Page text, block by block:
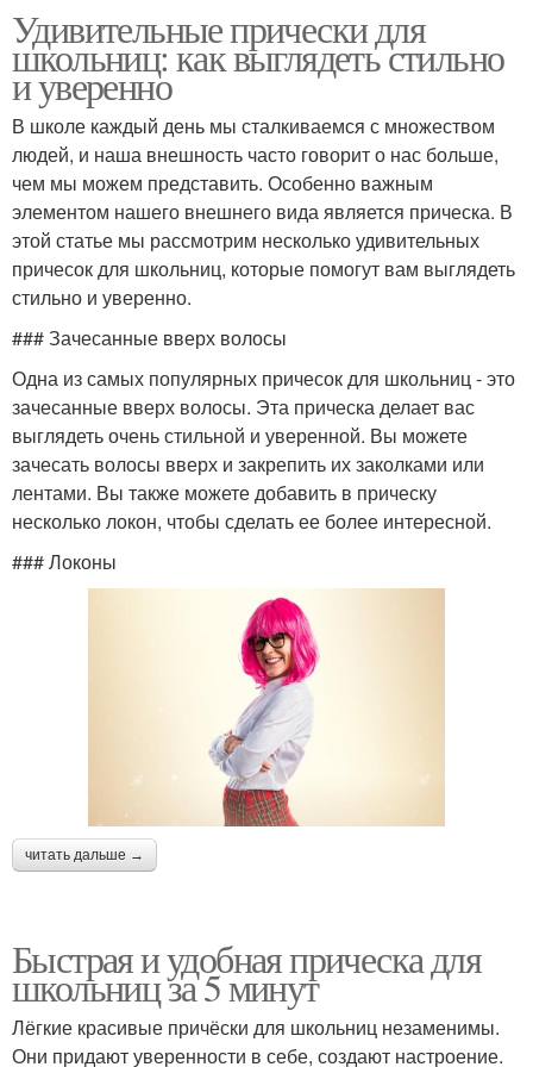
Удивительные прически для
школьниц: как выглядеть стильно
и уверенно
В школе каждый день мы сталкиваемся с множеством
людей, и наша внешность часто говорит о нас больше,
чем мы можем представить. Особенно важным
элементом нашего внешнего вида является прическа. В
этой статье мы рассмотрим несколько удивительных
причесок для школьниц, которые помогут вам выглядеть
стильно и уверенно.
### Зачесанные вверх волосы
Одна из самых популярных причесок для школьниц - это
зачесанные вверх волосы. Эта прическа делает вас
выглядеть очень стильной и уверенной. Вы можете
зачесать волосы вверх и закрепить их заколками или
лентами. Вы также можете добавить в прическу
несколько локон, чтобы сделать ее более интересной.
### Локоны
читать дальше →
Быстрая и удобная прическа для
школьниц за 5 минут
Лёгкие красивые причёски для школьниц незаменимы.
Они придают уверенности в себе, создают настроение.